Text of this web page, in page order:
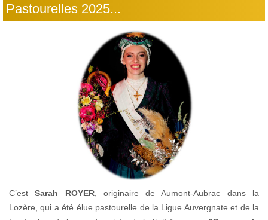
Pastourelles 2025...
C’estSarah ROYER, originaire de Aumont-Aubrac dans la
Lozère, qui a été élue pastourelle de la Ligue Auvergnate et de la